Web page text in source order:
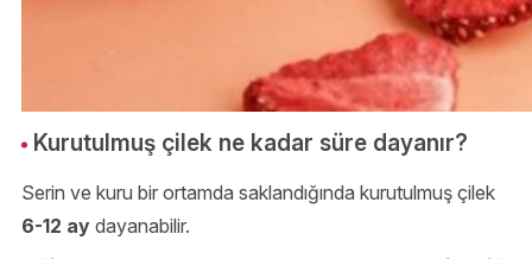
Kurutulmuş çilek ne kadar süre dayanır?
Serin ve kuru bir ortamda saklandığında kurutulmuş çilek
6-12 ay dayanabilir.